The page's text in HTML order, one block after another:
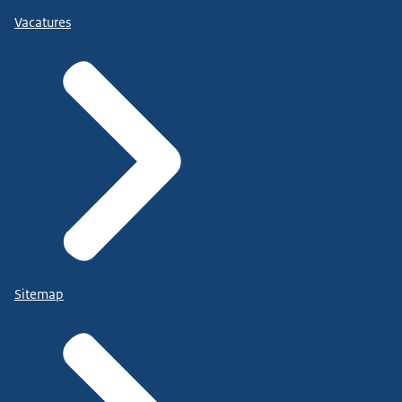
Vacatures
Sitemap